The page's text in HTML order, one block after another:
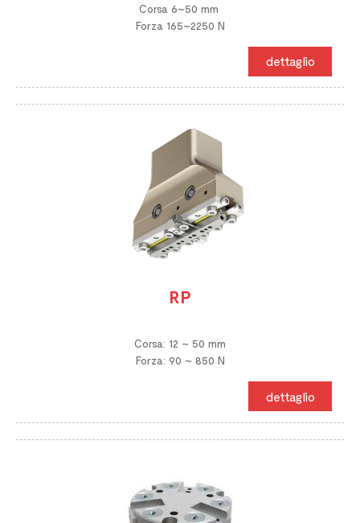
Corsa 6~50 mm
Forza 165~2250 N
dettaglio
RP
Corsa: 12 ~ 50 mm
Forza: 90 ~ 850 N
dettaglio